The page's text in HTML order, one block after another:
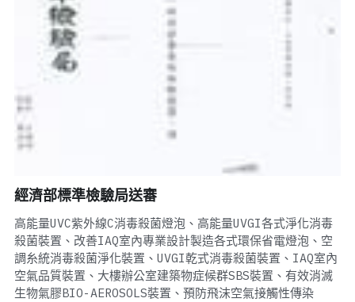
經濟部標準檢驗局送審
高能量UVC紫外線C消毒殺菌燈泡、高能量UVGI各式淨化消毒
殺菌裝置、改善IAQ室內專業設計製造各式環保省電燈泡、空
調糸統消毒殺菌淨化裝置、UVGI乾式消毒殺菌裝置、IAQ室內
空氣品質裝置、大樓辦公室建築物症候群SBS裝置、有效消滅
生物氣膠BIO-AEROSOLS裝置、預防飛沫空氣接觸性傳染